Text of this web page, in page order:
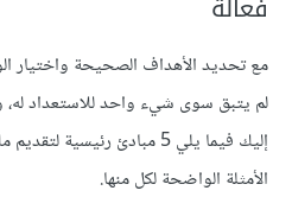
مع تحديد الأهداف الصحيحة واختيار
لم يتبق سوى شيء واحد للاستعداد
إليك فيما يلي 5 مبادئ
الأمثلة الواضحة لكل منها.